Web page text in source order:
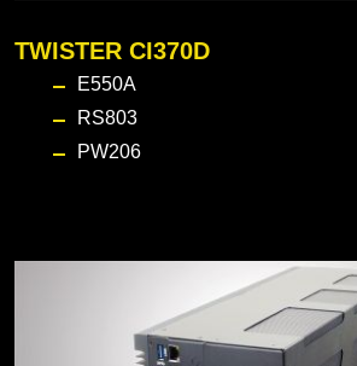
TWISTER CI370D
E550A
RS803
PW206